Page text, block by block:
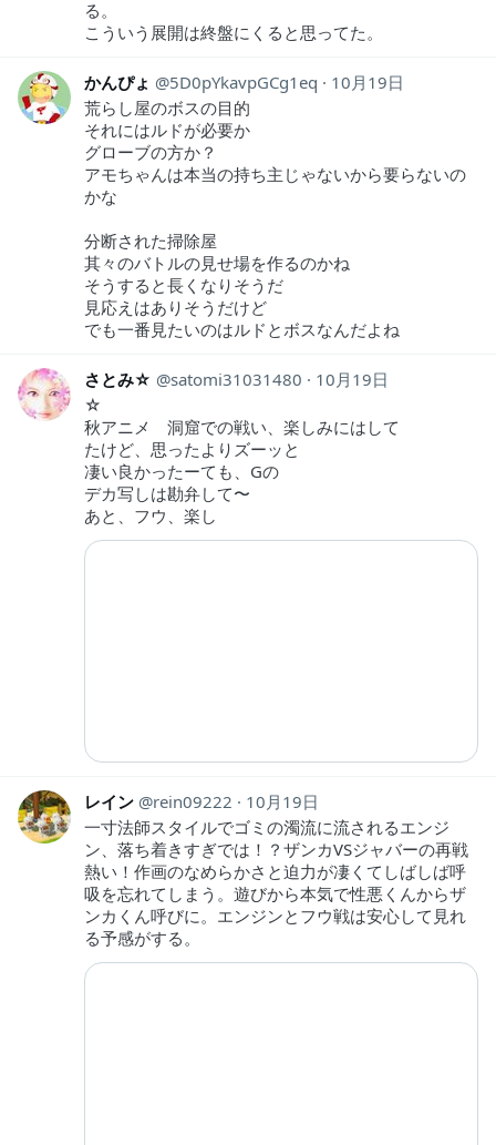
る。
こういう展開は終盤にくると思ってた。
かんぴょ 5D0pYkavpGCg1eq
10月19日
荒らし屋のボスの目的
それにはルドが必要か
グローブの方か？
アモちゃんは本当の持ち主じゃないから要らないの
かな
分断された掃除屋
其々のバトルの見せ場を作るのかね
そうすると長くなりそうだ
見応えはありそうだけど
でも一番見たいのはルドとボスなんだよね
さとみ☆ satomi31031480
10月19日
☆
秋アニメ 洞窟での戦い、楽しみにはして
たけど、思ったよりズーッと
凄い良かったーても、Gの
デカ写しは勘弁して〜
あと、フウ、楽し
レイン rein09222
10月19日
一寸法師スタイルでゴミの濁流に流されるエンジ
ン、落ち着きすぎでは！？ザンカVSジャバーの再戦
熱い！作画のなめらかさと迫力が凄くてしばしば呼
吸を忘れてしまう。遊びから本気で性悪くんからザ
ンカくん呼びに。エンジンとフウ戦は安心して見れ
る予感がする。